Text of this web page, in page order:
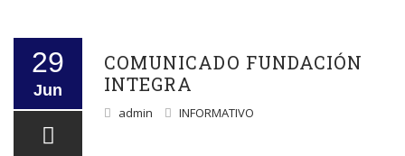
29
Jun
COMUNICADO FUNDACIÓN
INTEGRA
admin INFORMATIVO